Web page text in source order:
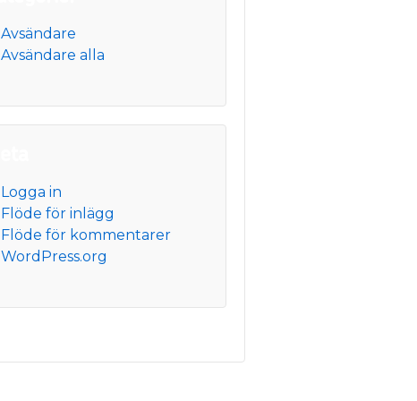
Avsändare
Avsändare alla
Logga in
Flöde för inlägg
Flöde för kommentarer
WordPress.org